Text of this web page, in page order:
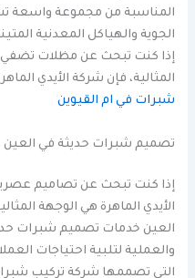
المناسبة من مجموعة واسعة
الجوية والهياكل المعدنية
إذا كنت تبحث عن مظلات تضفي
المثالية، فإن شركة الأيدي
شبرات في ام القيوين
تصميم شبرات حديثة في العين
إذا كنت تبحث عن تصاميم
الأيدي الماهرة هي الوجهة
العين خدمات تصميم شبرات
والعملية لتلبية احتياجات
التي تصممها شركة تركيب